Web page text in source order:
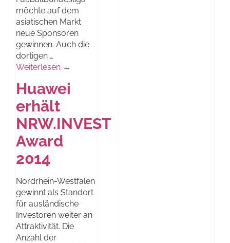
möchte auf dem
asiatischen Markt
neue Sponsoren
gewinnen. Auch die
dortigen …
Weiterlesen →
Huawei
erhält
NRW.INVEST
Award
2014
Nordrhein-Westfalen
gewinnt als Standort
für ausländische
Investoren weiter an
Attraktivität. Die
Anzahl der